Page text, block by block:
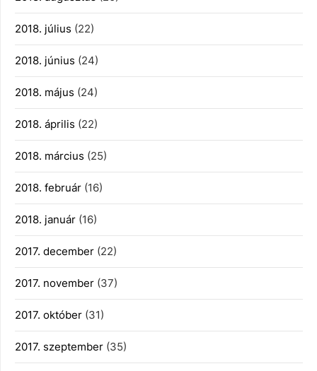
2018. július (22)
2018. június (24)
2018. május (24)
2018. április (22)
2018. március (25)
2018. február (16)
2018. január (16)
2017. december (22)
2017. november (37)
2017. október (31)
2017. szeptember (35)